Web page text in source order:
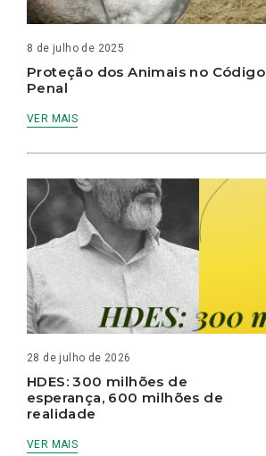
8 de julho de 2025
Proteção dos Animais no Código
Penal
VER MAIS
28 de julho de 2026
HDES: 300 milhões de
esperança, 600 milhões de
realidade
VER MAIS